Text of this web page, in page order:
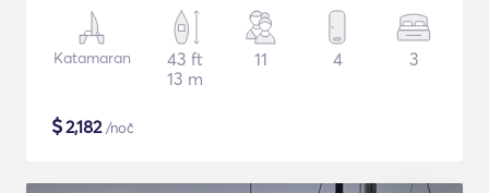
Katamaran
43 ft
13 m
11 4 3
$2,182/noč